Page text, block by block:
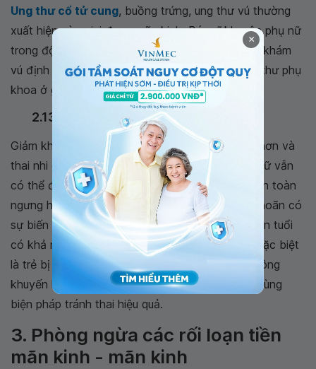
Ung thư cổ tử cung, buồng trứng, ung thư vú thường
xuất hiện vào giai đoạn mãn kinh. Bác sĩ khuyên phụ nữ
trong độ tuổi này đừng quên khám phụ khoa và khám
vú định kỳ để sàng lọc, chẩn đoán các loại ung thư phụ
khoa ở giai đoạn sớm.
2.13 Giảm khả năng sinh sản
Giảm khả năng sinh sản biểu tức là khó có thai hơn và
thai nhi dễ bị dị tật bất thường. Tuy nhiên, phụ nữ vẫn
có thể đậu thai trong vòng một năm sau khi hoàn toàn
ngưng hành kinh. Vào độ tuổi này do các nang noãn có
sự biến đổi về yếu tố di truyền nên các bà mẹ lớn tuổi
có khả năng sinh con bị rối loạn di truyền cao, đặc biệt
là trẻ bị hội chứng Down. Do vậy, các bác sĩ không
khuyến khích phụ nữ lớn tuổi mang thai và nên dùng
biện pháp tránh thai hiệu quả.
3. Phòng ngừa các rối loạn tiền
mãn kinh - mãn kinh
×